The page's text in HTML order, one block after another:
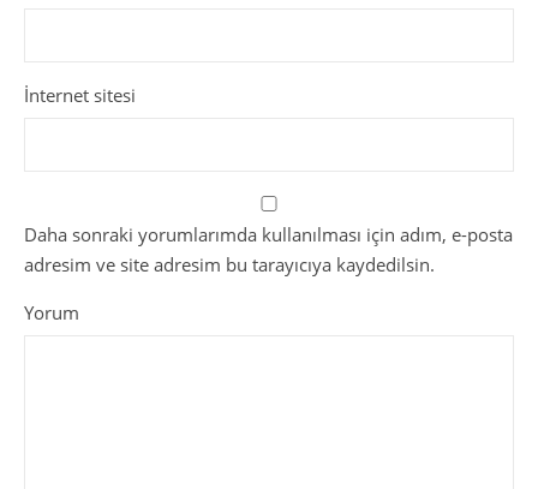
İnternet sitesi
Daha sonraki yorumlarımda kullanılması için adım, e-posta
adresim ve site adresim bu tarayıcıya kaydedilsin.
Yorum